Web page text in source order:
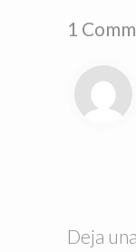
1
Deja